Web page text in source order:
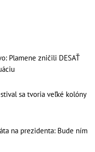
Plamene zničili DESAŤ
sa tvoria veľké kolóny
na prezidenta: Bude ním